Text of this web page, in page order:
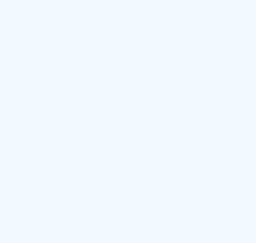
pagina van Hypotheek
pagina van
Instagram pagina van